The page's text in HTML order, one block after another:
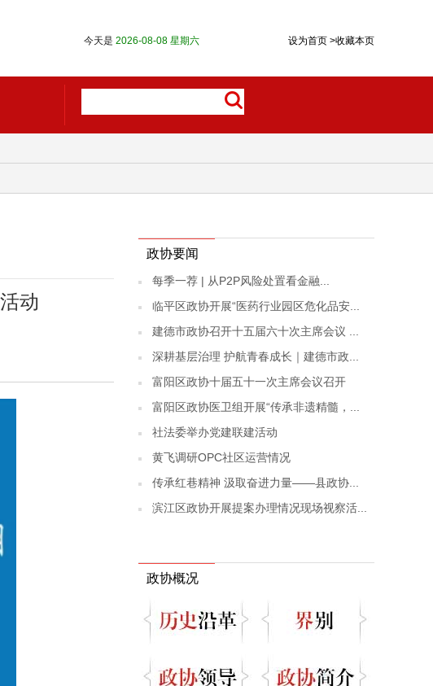
设为首页 >收藏本页
今天是 2026-08-08 星期六
动
政协要闻
每季一荐 | 从P2P风险处置看金融...
临平区政协开展“医药行业园区危化品安...
建德市政协召开十五届六十次主席会议 ...
深耕基层治理 护航青春成长｜建德市政...
富阳区政协十届五十一次主席会议召开
富阳区政协医卫组开展“传承非遗精髓，...
社法委举办党建联建活动
黄飞调研OPC社区运营情况
传承红巷精神 汲取奋进力量——县政协...
滨江区政协开展提案办理情况现场视察活...
政协概况